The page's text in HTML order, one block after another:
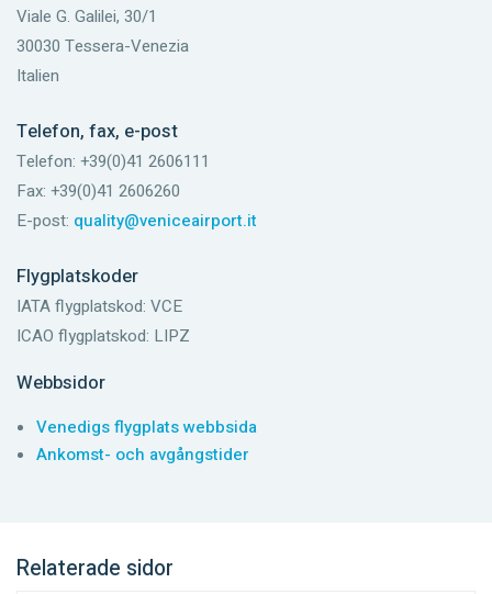
Viale G. Galilei, 30/1
30030 Tessera-Venezia
Italien
Telefon, fax, e-post
Telefon: +39(0)41 2606111
Fax: +39(0)41 2606260
E-post: quality@veniceairport.it
Flygplatskoder
IATA flygplatskod: VCE
ICAO flygplatskod: LIPZ
Webbsidor
Venedigs flygplats webbsida
Ankomst- och avgångstider
Relaterade sidor